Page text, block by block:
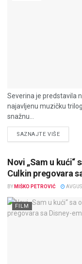
Severina je predstavila
najavljenu muzičku
snažnu...
SAZNAJTE VIŠEDETAILS
Novi „Sam u kući“
Culkin pregovara
BY MIŠKO PETROVIĆ
FILM